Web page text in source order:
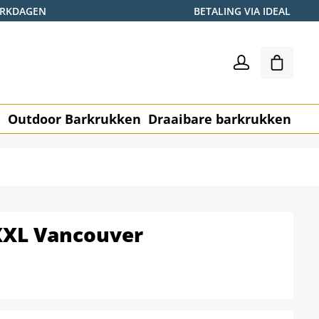
BETALING VIA IDEAL
Outdoor Barkrukken Draaibare barkrukken
Vancouver